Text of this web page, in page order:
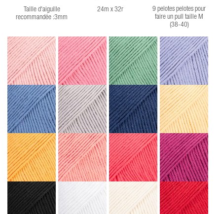
Taille d'aiguille
recommandée :3mm
24m x 32r
9 pelotes pelotes pour
faire un pull taille M
(38-40)